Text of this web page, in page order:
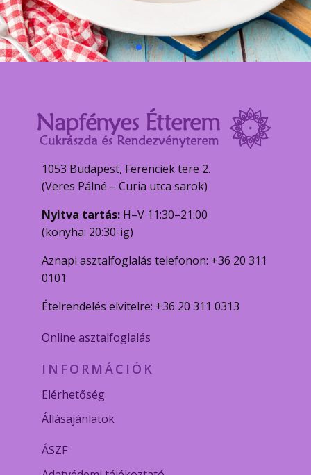
1053 Budapest, Ferenciek tere 2.
(Veres Pálné – Curia utca sarok)
Nyitva tartás: H–V 11:30–21:00
(konyha: 20:30-ig)
Aznapi asztalfoglalás telefonon: +36 20 311
0101
Ételrendelés elvitelre: +36 20 311 0313
Online asztalfoglalás
INFORMÁCIÓK
Elérhetőség
Állásajánlatok
ÁSZF